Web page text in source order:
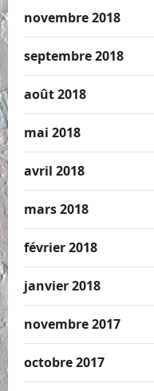
novembre 2018
septembre 2018
août 2018
mai 2018
avril 2018
mars 2018
février 2018
janvier 2018
novembre 2017
octobre 2017